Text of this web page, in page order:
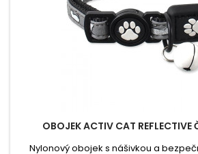
OBOJEK ACTIV CAT REFLECTIVE
Nylonový obojek s nášivkou a